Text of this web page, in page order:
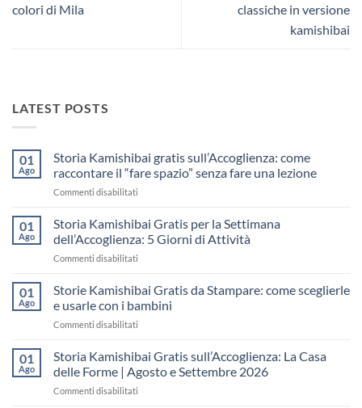
colori di Mila
classiche in versione
kamishibai
LATEST POSTS
01
Ago
Storia Kamishibai gratis sull’Accoglienza: come
raccontare il “fare spazio” senza fare una lezione
Commenti disabilitati
Kamishibai
sull’Accoglienza:
il
“fare
una
lezione
01
Ago
Storia Kamishibai Gratis per la Settimana
dell’Accoglienza: 5 Giorni di Attività
Commenti disabilitati
Kamishibai
per
dell’Accoglienza:
Giorni
01
Ago
Storie Kamishibai Gratis da Stampare: come sceglierle
e usarle con i bambini
Commenti disabilitati
Kamishibai
da
01
Ago
Storia Kamishibai Gratis sull’Accoglienza: La Casa
delle Forme | Agosto e Settembre 2026
Commenti disabilitati